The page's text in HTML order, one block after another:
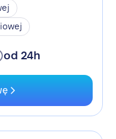
od 24h